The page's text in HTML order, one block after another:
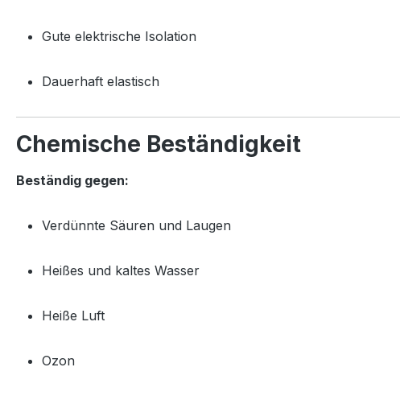
Gute elektrische Isolation
Dauerhaft elastisch
Chemische Beständigkeit
Beständig gegen:
Verdünnte Säuren und Laugen
Heißes und kaltes Wasser
Heiße Luft
Ozon